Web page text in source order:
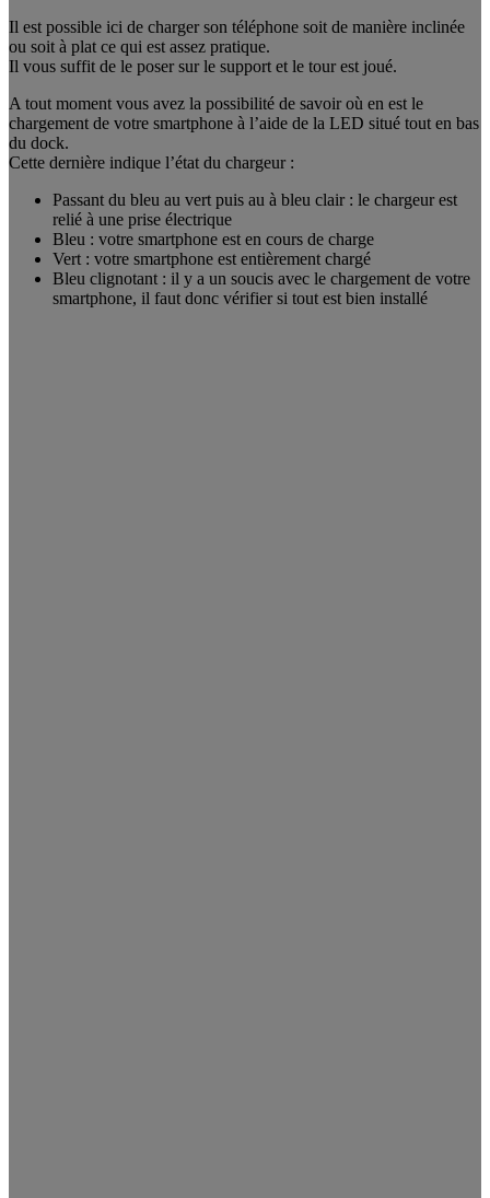
Il est possible ici de charger son téléphone soit de manière inclinée
ou soit à plat ce qui est assez pratique.
Il vous suffit de le poser sur le support et le tour est joué.
A tout moment vous avez la possibilité de savoir où en est le
chargement de votre smartphone à l’aide de la LED situé tout en bas
du dock.
Cette dernière indique l’état du chargeur :
Passant du bleu au vert puis au à bleu clair : le chargeur est
relié à une prise électrique
Bleu : votre smartphone est en cours de charge
Vert : votre smartphone est entièrement chargé
Bleu clignotant : il y a un soucis avec le chargement de votre
smartphone, il faut donc vérifier si tout est bien installé